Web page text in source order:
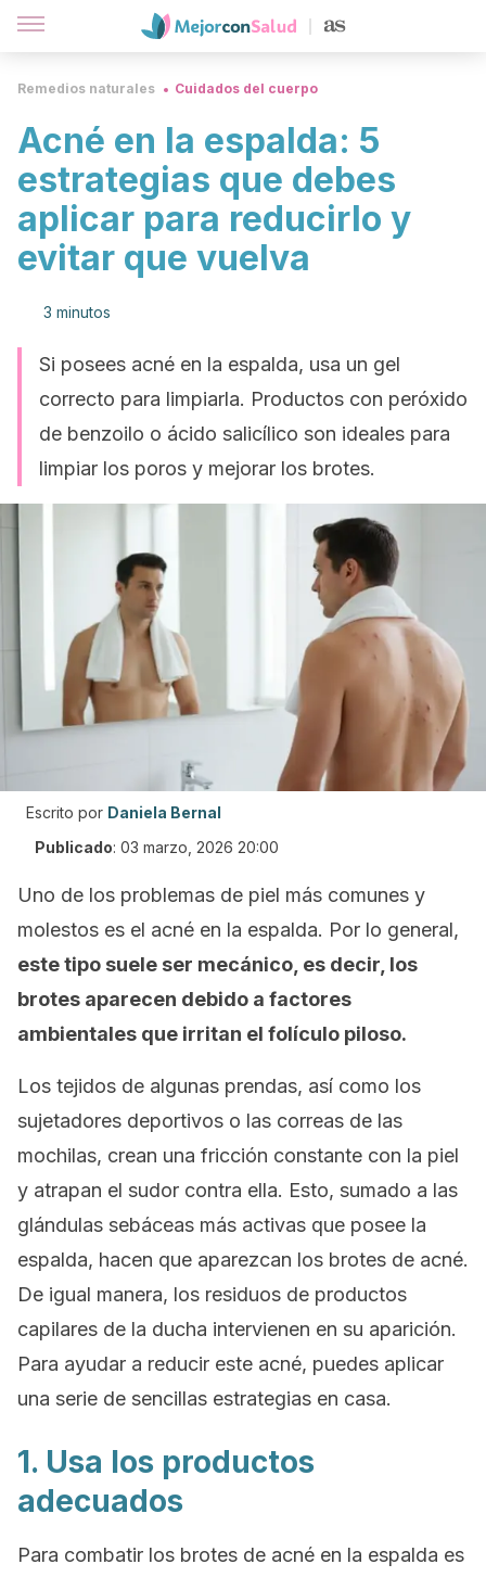
Remedios naturales Cuidados del cuerpo
Acné en la espalda: 5
estrategias que debes
aplicar para reducirlo y
evitar que vuelva
3 minutos
Si posees acné en la espalda, usa un gel
correcto para limpiarla. Productos con peróxido
de benzoilo o ácido salicílico son ideales para
limpiar los poros y mejorar los brotes.
Escrito por Daniela Bernal
Publicado: 03 marzo, 2026 20:00
Uno de los problemas de piel más comunes y
molestos es el acné en la espalda. Por lo general,
este tipo suele ser mecánico, es decir, los
brotes aparecen debido a factores
ambientales que irritan el folículo piloso.
Los tejidos de algunas prendas, así como los
sujetadores deportivos o las correas de las
mochilas, crean una fricción constante con la piel
y atrapan el sudor contra ella. Esto, sumado a las
glándulas sebáceas más activas que posee la
espalda, hacen que aparezcan los brotes de acné.
De igual manera, los residuos de productos
capilares de la ducha intervienen en su aparición.
Para ayudar a reducir este acné, puedes aplicar
una serie de sencillas estrategias en casa.
1. Usa los productos
adecuados
Para combatir los brotes de acné en la espalda es